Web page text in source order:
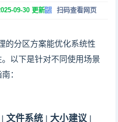
09-30 更新 扫码查看网页
的分区方案能优化系统性
以下是针对不同使用场景
：
文件系统 | 大小建议 |